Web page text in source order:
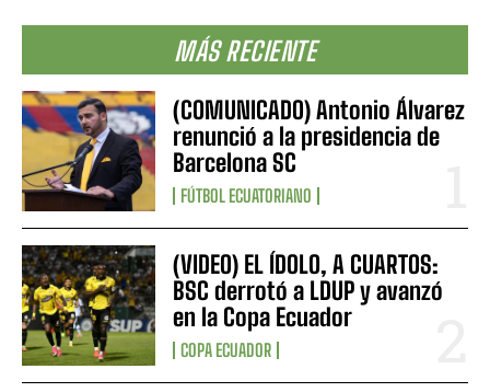
MÁS RECIENTE
(COMUNICADO) Antonio Álvarez
renunció a la presidencia de
Barcelona SC
FÚTBOL ECUATORIANO
(VIDEO) EL ÍDOLO, A CUARTOS:
BSC derrotó a LDUP y avanzó
en la Copa Ecuador
COPA ECUADOR